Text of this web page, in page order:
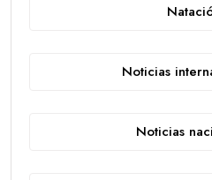
Noticias
Noticias